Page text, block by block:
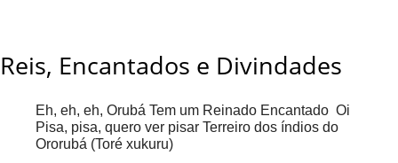
Reis, Encantados e Divindades
Eh, eh, eh, Orubá Tem um Reinado Encantado Oi
Pisa, pisa, quero ver pisar Terreiro dos índios do
Ororubá (Toré xukuru)